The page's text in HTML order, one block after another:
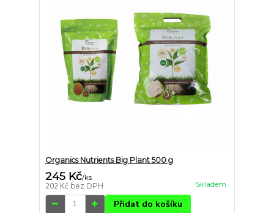
Organics Nutrients Big Plant 500 g
245 Kč/ks
202 Kč bez DPH Skladem
Přidat do košíku